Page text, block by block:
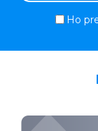
Ho